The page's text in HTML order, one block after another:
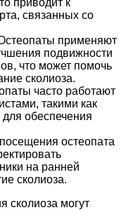
связанных со
применяют
подвижности
что может помочь
сколиоза.
часто работают
такими как
обеспечения
остеопата
на ранней
сколиоза.
сколиоза могут